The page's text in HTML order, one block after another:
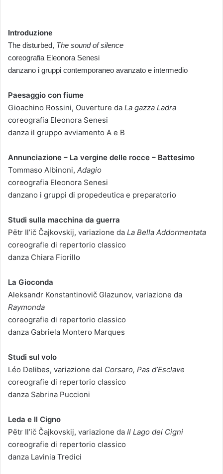
Introduzione
The disturbed, The sound of silence
coreografia Eleonora Senesi
danzano i gruppi contemporaneo avanzato e intermedio
Paesaggio con fiume
Gioachino Rossini, Ouverture da La gazza Ladra
coreografia Eleonora Senesi
danza il gruppo avviamento A e B
Annunciazione – La vergine delle rocce – Battesimo
Tommaso Albinoni, Adagio
coreografia Eleonora Senesi
danzano i gruppi di propedeutica e preparatorio
Studi sulla macchina da guerra
Pëtr Il’ič Čajkovskij, variazione da La Bella Addormentata
coreografie di repertorio classico
danza Chiara Fiorillo
La Gioconda
Aleksandr Konstantinovič Glazunov, variazione da
Raymonda
coreografie di repertorio classico
danza Gabriela Montero Marques
Studi sul volo
Léo Delibes, variazione dal Corsaro, Pas d’Esclave
coreografie di repertorio classico
danza Sabrina Puccioni
Leda e Il Cigno
Pëtr Il’ič Čajkovskij, variazione da Il Lago dei Cigni
coreografie di repertorio classico
danza Lavinia Tredici